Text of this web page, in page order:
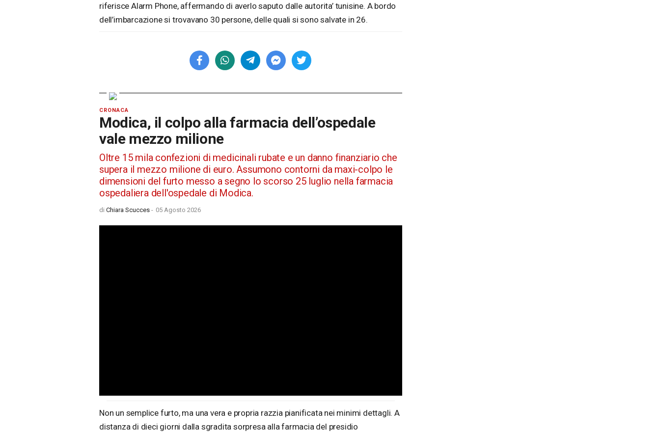
riferisce Alarm Phone, affermando di averlo saputo dalle autorita’ tunisine. A bordo
dell’imbarcazione si trovavano 30 persone, delle quali si sono salvate in 26.
CRONACA
Modica, il colpo alla farmacia dell’ospedale
vale mezzo milione
Oltre 15 mila confezioni di medicinali rubate e un danno finanziario che
supera il mezzo milione di euro. Assumono contorni da maxi-colpo le
dimensioni del furto messo a segno lo scorso 25 luglio nella farmacia
ospedaliera dell'ospedale di Modica.
di Chiara Scucces - 05 Agosto 2026
Non un semplice furto, ma una vera e propria razzia pianificata nei minimi dettagli. A
distanza di dieci giorni dalla sgradita sorpresa alla farmacia del presidio